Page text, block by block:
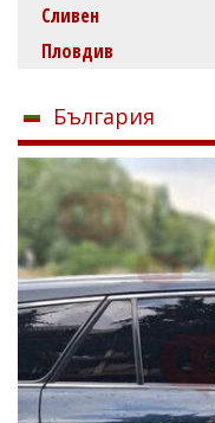
Сливен
Пловдив
България